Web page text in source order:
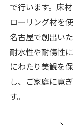
で行います。床
ローリング材を
名古屋で創出い
耐水性や耐傷性
にわたり美観を
し、ご家庭に寛
す。